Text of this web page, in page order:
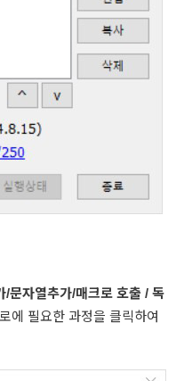
/문자열추가/매크로 호출 / 독
에 필요한 과정을 클릭하여